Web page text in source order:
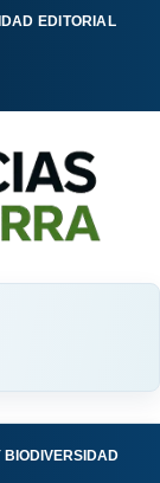
EDITORIAL